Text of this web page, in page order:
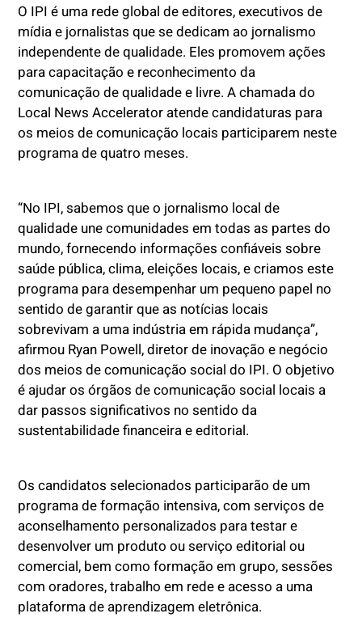
O IPI é uma rede global de editores, executivos de
mídia e jornalistas que se dedicam ao jornalismo
independente de qualidade. Eles promovem ações
para capacitação e reconhecimento da
comunicação de qualidade e livre. A chamada do
Local News Accelerator atende candidaturas para
os meios de comunicação locais participarem neste
programa de quatro meses.
“No IPI, sabemos que o jornalismo local de
qualidade une comunidades em todas as partes do
mundo, fornecendo informações confiáveis sobre
saúde pública, clima, eleições locais, e criamos este
programa para desempenhar um pequeno papel no
sentido de garantir que as notícias locais
sobrevivam a uma indústria em rápida mudança”,
afirmou Ryan Powell, diretor de inovação e negócio
dos meios de comunicação social do IPI. O objetivo
é ajudar os órgãos de comunicação social locais a
dar passos significativos no sentido da
sustentabilidade financeira e editorial.
Os candidatos selecionados participarão de um
programa de formação intensiva, com serviços de
aconselhamento personalizados para testar e
desenvolver um produto ou serviço editorial ou
comercial, bem como formação em grupo, sessões
com oradores, trabalho em rede e acesso a uma
plataforma de aprendizagem eletrônica.